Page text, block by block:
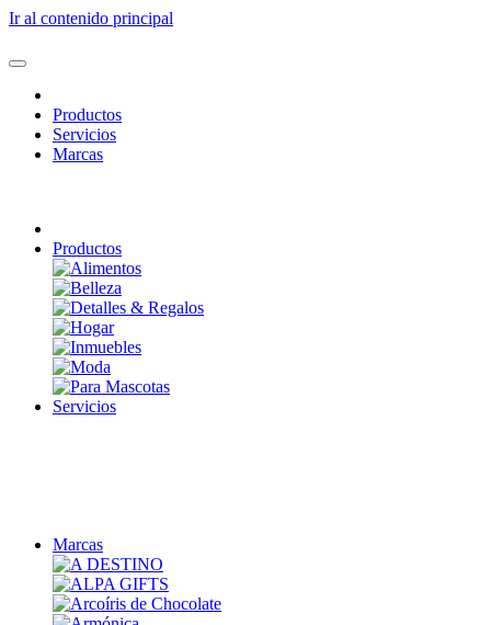
Ir al contenido principal
Productos
Servicios
Marcas
Productos
Servicios
Marcas